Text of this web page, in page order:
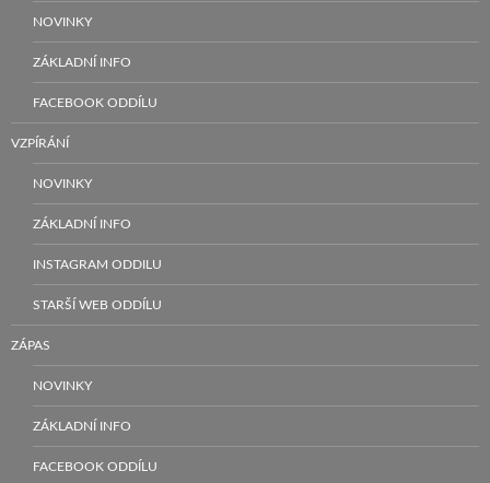
NOVINKY
ZÁKLADNÍ INFO
FACEBOOK ODDÍLU
VZPÍRÁNÍ
NOVINKY
ZÁKLADNÍ INFO
INSTAGRAM ODDILU
STARŠÍ WEB ODDÍLU
ZÁPAS
NOVINKY
ZÁKLADNÍ INFO
FACEBOOK ODDÍLU